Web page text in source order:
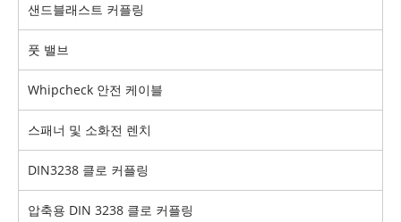
샌드블래스트 커플링
풋 밸브
Whipcheck 안전 케이블
스패너 및 소화전 렌치
DIN3238 클로 커플링
압축용 DIN 3238 클로 커플링